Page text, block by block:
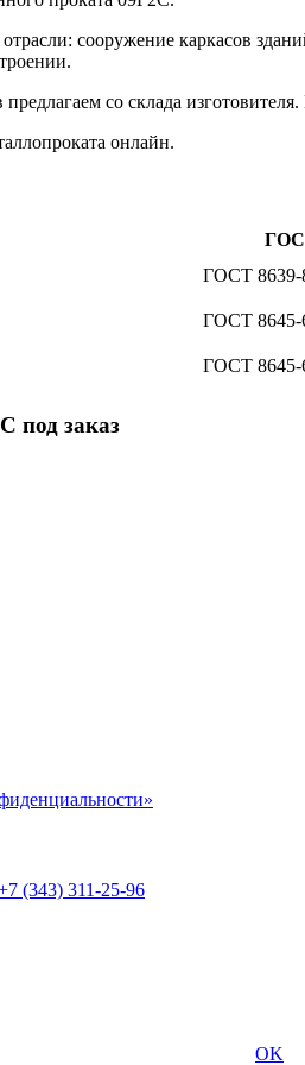
сооружение каркасов
со склада изготовителя.
онлайн.
ГОСТ 8639-
ГОСТ 8645-
ГОСТ 8645-
под заказ
(343) 311-25-96
OK